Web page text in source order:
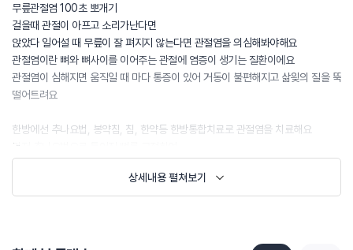
무릎관절염 100초 뽀개기
걸을때 관절이 아프고 소리가난다면
앉았다 일어설 때 무릎이 잘 펴지지 않는다면 관절염을 의심해봐야해요
관절염이란 뼈와 뼈사이를 이어주는 관절에 염증이 생기는 질환이에요
관절염이 심해지면 움직일 때 마다 통증이 있어 거동이 불편해지고 삶읮의 질을 뚝
떨어트려요
한방에선 추나요법, 봉약침, 침, 한약등 한방통합치료로 관절염을 치료해요
먼저 추나요법으로 틀어진 뼈를 교정하여
특정 관절에 집중되는 부담을 낮춰줘요.
봉약침은 염증제거와 통증 완화에 효과가 있어요.
염증에 의한 발열로 붉은색을 띄고있는 괄절염 환자의 다리
상세내용 펼쳐보기